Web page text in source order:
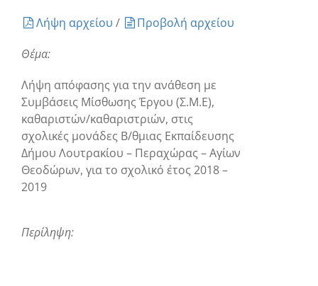
Λήψη αρχείου /
Προβολή αρχείου
Θέμα:
Λήψη απόφασης για την ανάθεση με
Συμβάσεις Μίσθωσης Έργου (Σ.Μ.Ε),
καθαριστών/καθαριστριών, στις
σχολικές μονάδες Β/θμιας Εκπαίδευσης
Δήμου Λουτρακίου – Περαχώρας – Αγίων
Θεοδώρων, για το σχολικό έτος 2018 –
2019
Περίληψη: